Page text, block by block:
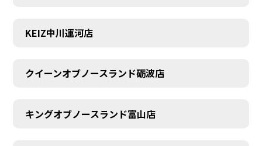
KEIZ中川運河店
クイーンオブノースランド砺波店
キングオブノースランド富山店